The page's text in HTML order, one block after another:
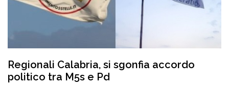
Regionali Calabria, si sgonfia accordo
politico tra M5s e Pd